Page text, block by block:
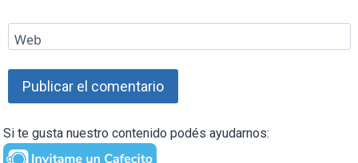
Web
Si te gusta nuestro contenido podés ayudarnos: